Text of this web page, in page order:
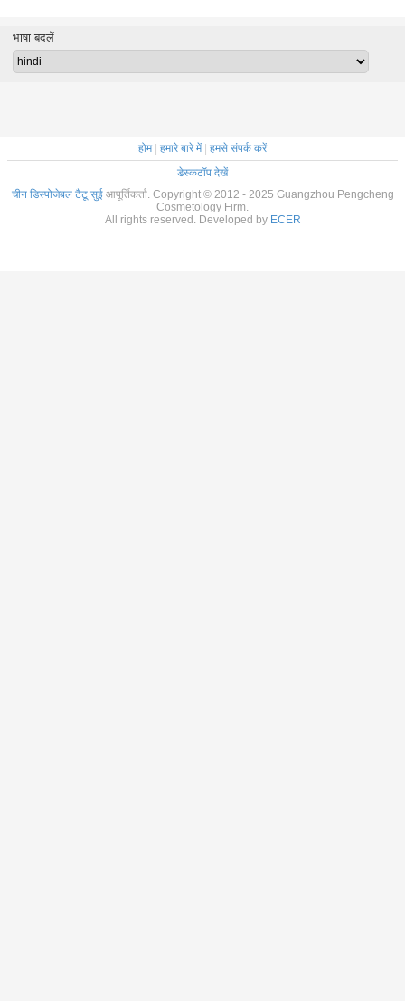
भाषा बदलें
होम| हमारे बारे में| हमसे संपर्क करें
डेस्कटॉप देखें
चीन डिस्पोजेबल टैटू सुईआपूर्तिकर्ता. Copyright © 2012 - 2025 Guangzhou Pengcheng
Cosmetology Firm.
All rights reserved. Developed by ECER